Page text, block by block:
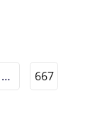
…
667